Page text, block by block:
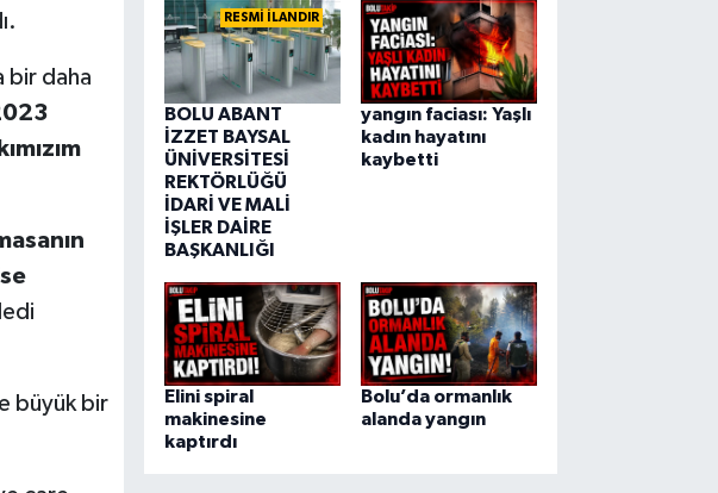
bir daha
büyük bir
RESMİ İLANDIR
BOLU ABANT
İZZET BAYSAL
ÜNİVERSİTESİ
REKTÖRLÜĞÜ
İDARİ VE MALİ
İŞLER DAİRE
BAŞKANLIĞI
yangın faciası: Yaşlı
kadın hayatını
kaybetti
Elini spiral
makinesine
kaptırdı
Bolu’da ormanlık
alanda yangın